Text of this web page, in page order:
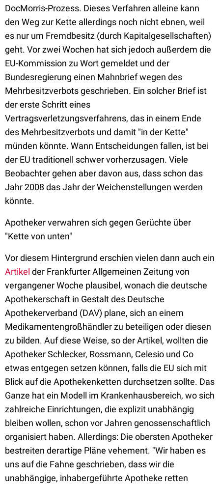
DocMorris-Prozess. Dieses Verfahren alleine kann
den Weg zur Kette allerdings noch nicht ebnen, weil
es nur um Fremdbesitz (durch Kapitalgesellschaften)
geht. Vor zwei Wochen hat sich jedoch außerdem die
EU-Kommission zu Wort gemeldet und der
Bundesregierung einen Mahnbrief wegen des
Mehrbesitzverbots geschrieben. Ein solcher Brief ist
der erste Schritt eines
Vertragsverletzungsverfahrens, das in einem Ende
des Mehrbesitzverbots und damit "in der Kette"
münden könnte. Wann Entscheidungen fallen, ist bei
der EU traditionell schwer vorherzusagen. Viele
Beobachter gehen aber davon aus, dass schon das
Jahr 2008 das Jahr der Weichenstellungen werden
könnte.
Apotheker verwahren sich gegen Gerüchte über
"Kette von unten"
Vor diesem Hintergrund erschien vielen dann auch ein
Artikel der Frankfurter Allgemeinen Zeitung von
vergangener Woche plausibel, wonach die deutsche
Apothekerschaft in Gestalt des Deutsche
Apothekerverband (DAV) plane, sich an einem
Medikamentengroßhändler zu beteiligen oder diesen
zu bilden. Auf diese Weise, so der Artikel, wollten die
Apotheker Schlecker, Rossmann, Celesio und Co
etwas entgegen setzen können, falls die EU sich mit
Blick auf die Apothekenketten durchsetzen sollte. Das
Ganze hat ein Modell im Krankenhausbereich, wo sich
zahlreiche Einrichtungen, die explizit unabhängig
bleiben wollen, schon vor Jahren genossenschaftlich
organisiert haben. Allerdings: Die obersten Apotheker
bestreiten derartige Pläne vehement. "Wir haben es
uns auf die Fahne geschrieben, dass wir die
unabhängige, inhabergeführte Apotheke retten